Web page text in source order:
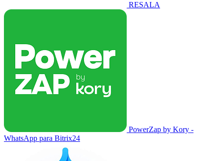
RESALA
PowerZap by Kory -
WhatsApp para Bitrix24